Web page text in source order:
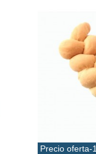
Precio oferta-